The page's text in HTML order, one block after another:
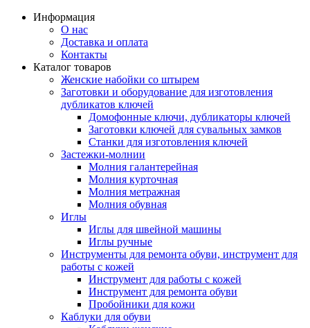
Информация
О нас
Доставка и оплата
Контакты
Каталог товаров
Женские набойки со штырем
Заготовки и оборудование для изготовления
дубликатов ключей
Домофонные ключи, дубликаторы ключей
Заготовки ключей для сувальных замков
Станки для изготовления ключей
Застежки-молнии
Молния галантерейная
Молния курточная
Молния метражная
Молния обувная
Иглы
Иглы для швейной машины
Иглы ручные
Инструменты для ремонта обуви, инструмент для
работы с кожей
Инструмент для работы с кожей
Инструмент для ремонта обуви
Пробойники для кожи
Каблуки для обуви